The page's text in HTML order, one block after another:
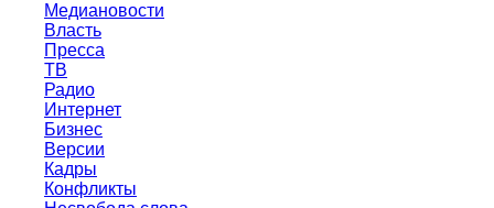
Медиановости
Власть
Пресса
ТВ
Радио
Интернет
Бизнес
Версии
Кадры
Конфликты